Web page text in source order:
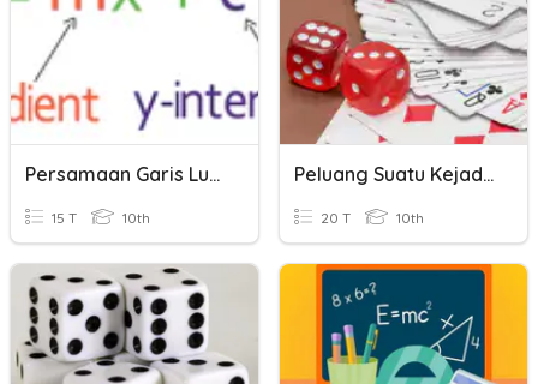
Persamaan Garis Lurus
15 T 10th
Peluang Suatu Kejadian
20 T 10th